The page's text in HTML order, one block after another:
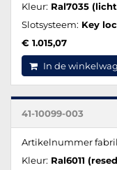
Kleur: Ral7035
Slotsysteem: Key
€ 1.015,07
In de
41-10099-003
Artikelnummer
Kleur: Ral6011